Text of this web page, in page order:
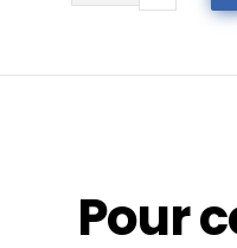
Casquette
PPF
Pour